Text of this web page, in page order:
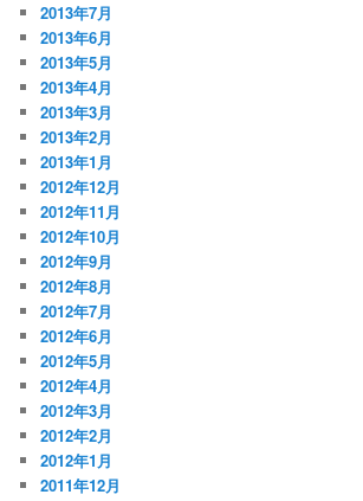
2013年7月
2013年6月
2013年5月
2013年4月
2013年3月
2013年2月
2013年1月
2012年12月
2012年11月
2012年10月
2012年9月
2012年8月
2012年7月
2012年6月
2012年5月
2012年4月
2012年3月
2012年2月
2012年1月
2011年12月